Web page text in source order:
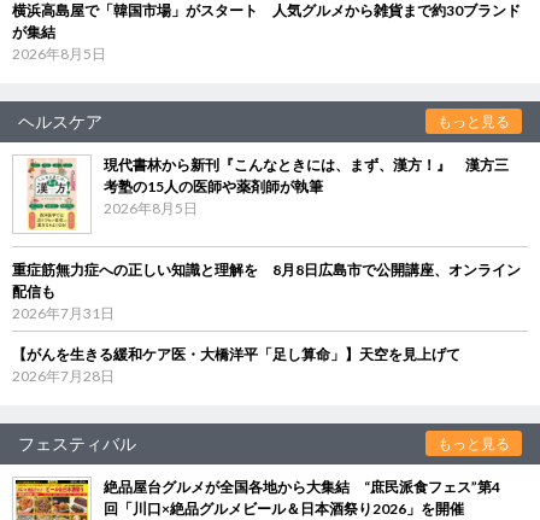
横浜高島屋で「韓国市場」がスタート 人気グルメから雑貨まで約30ブランド
が集結
2026年8月5日
ヘルスケア もっと見る
現代書林から新刊『こんなときには、まず、漢方！』 漢方三
考塾の15人の医師や薬剤師が執筆
2026年8月5日
重症筋無力症への正しい知識と理解を 8月8日広島市で公開講座、オンライン
配信も
2026年7月31日
【がんを生きる緩和ケア医・大橋洋平「足し算命」】天空を見上げて
2026年7月28日
フェスティバル もっと見る
絶品屋台グルメが全国各地から大集結 “庶民派食フェス”第4
回「川口×絶品グルメビール＆日本酒祭り2026」を開催